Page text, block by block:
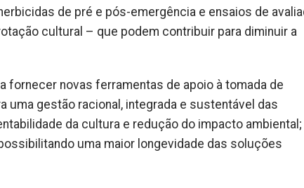
de pré e pós-emergência e ensaios de
cultural – que podem contribuir para diminuir a
fornecer novas ferramentas de apoio à tomada de
gestão racional, integrada e sustentável das
da cultura e redução do impacto ambiental;
uma maior longevidade das soluções